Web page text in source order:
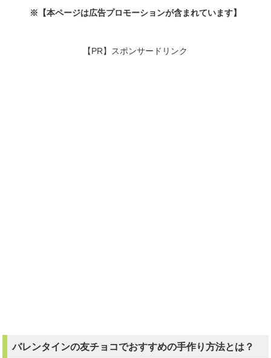
※【本ページは広告プロモーションが含まれています】
【PR】スポンサードリンク
バレンタインの友チョコでおすすめの手作り方法とは？